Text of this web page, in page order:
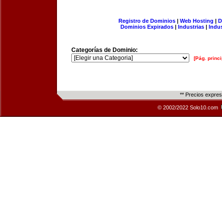
Registro de Dominios| Web Hosting |
Dominios Expirados | Industrias |
Categorías de Dominio:
[Pág.
** Precios
© 2002/2022 Solo10.com